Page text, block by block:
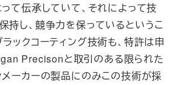
て伝承していて、それによって技
持し、競争力を保っているというこ
ラックコーティング技術も、特許は申
Precisonと取引のある限られた
メーカーの製品にのみこの技術が採